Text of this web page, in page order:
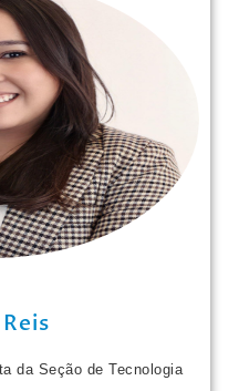
da Seção de Tecnologia